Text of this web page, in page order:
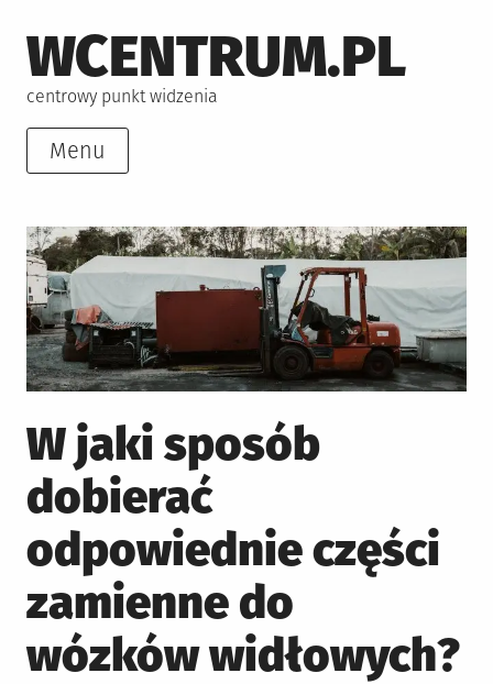
to
content
WCENTRUM.PL
centrowy punkt widzenia
Menu
W jaki sposób
dobierać
odpowiednie części
zamienne do
wózków widłowych?